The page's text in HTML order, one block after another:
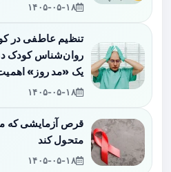
۱۴۰۵-۰۵-۱۸
تنظیم عاطفی در
روان‌شناس کودک
یک «مد روز»
۱۴۰۵-۰۵-۱۸
متحول کند
۱۴۰۵-۰۵-۱۸